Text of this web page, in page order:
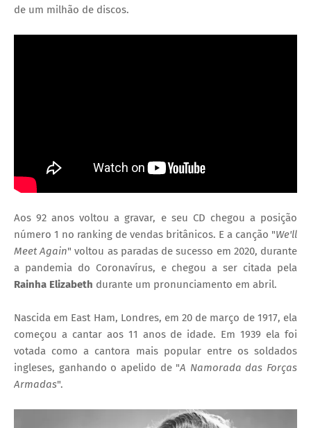
de um milhão de discos.
Aos 92 anos voltou a gravar, e seu CD chegou a posição
número 1 no ranking de vendas britânicos. E a canção "We'll
Meet Again" voltou as paradas de sucesso em 2020, durante
a pandemia do Coronavírus, e chegou a ser citada pela
Rainha Elizabeth durante um pronunciamento em abril.
Nascida em East Ham, Londres, em 20 de março de 1917, ela
começou a cantar aos 11 anos de idade. Em 1939 ela foi
votada como a cantora mais popular entre os soldados
ingleses, ganhando o apelido de "A Namorada das Forças
Armadas".